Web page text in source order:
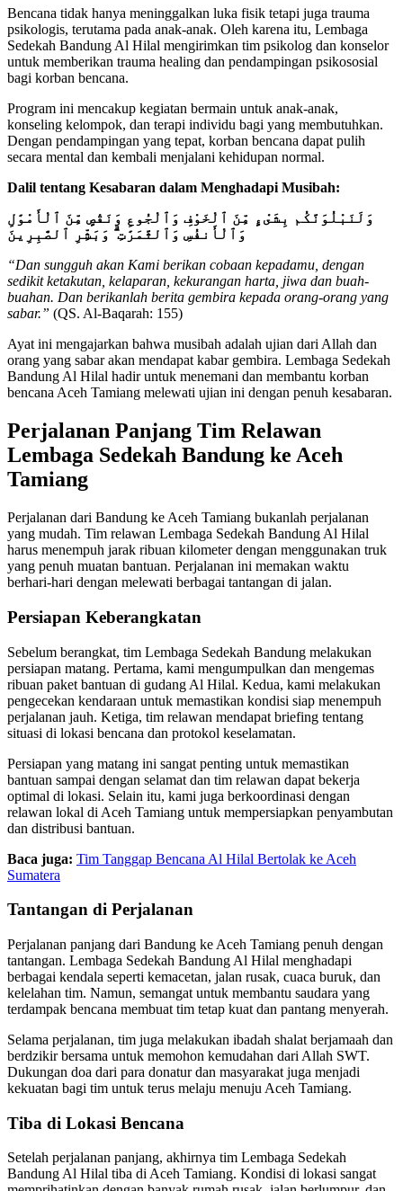
Bencana tidak hanya meninggalkan luka fisik tetapi juga trauma
psikologis, terutama pada anak-anak. Oleh karena itu, Lembaga
Sedekah Bandung Al Hilal mengirimkan tim psikolog dan konselor
untuk memberikan trauma healing dan pendampingan psikososial
bagi korban bencana.
Program ini mencakup kegiatan bermain untuk anak-anak,
konseling kelompok, dan terapi individu bagi yang membutuhkan.
Dengan pendampingan yang tepat, korban bencana dapat pulih
secara mental dan kembali menjalani kehidupan normal.
Dalil tentang Kesabaran dalam Menghadapi Musibah:
وَلَنَبْلُوَنَّكُم بِشَىْءٍ مِّنَ ٱلْخَوْفِ وَٱلْجُوعِ وَنَقْصٍ مِّنَ ٱلْأَمْوَٰلِ
وَٱلْأَنفُسِ وَٱلثَّمَرَٰتِ ۗ وَبَشِّرِ ٱلصَّٰبِرِينَ
“Dan sungguh akan Kami berikan cobaan kepadamu, dengan
sedikit ketakutan, kelaparan, kekurangan harta, jiwa dan buah-
buahan. Dan berikanlah berita gembira kepada orang-orang yang
sabar.” (QS. Al-Baqarah: 155)
Ayat ini mengajarkan bahwa musibah adalah ujian dari Allah dan
orang yang sabar akan mendapat kabar gembira. Lembaga Sedekah
Bandung Al Hilal hadir untuk menemani dan membantu korban
bencana Aceh Tamiang melewati ujian ini dengan penuh kesabaran.
Perjalanan Panjang Tim Relawan
Lembaga Sedekah Bandung ke Aceh
Tamiang
Perjalanan dari Bandung ke Aceh Tamiang bukanlah perjalanan
yang mudah. Tim relawan Lembaga Sedekah Bandung Al Hilal
harus menempuh jarak ribuan kilometer dengan menggunakan truk
yang penuh muatan bantuan. Perjalanan ini memakan waktu
berhari-hari dengan melewati berbagai tantangan di jalan.
Persiapan Keberangkatan
Sebelum berangkat, tim Lembaga Sedekah Bandung melakukan
persiapan matang. Pertama, kami mengumpulkan dan mengemas
ribuan paket bantuan di gudang Al Hilal. Kedua, kami melakukan
pengecekan kendaraan untuk memastikan kondisi siap menempuh
perjalanan jauh. Ketiga, tim relawan mendapat briefing tentang
situasi di lokasi bencana dan protokol keselamatan.
Persiapan yang matang ini sangat penting untuk memastikan
bantuan sampai dengan selamat dan tim relawan dapat bekerja
optimal di lokasi. Selain itu, kami juga berkoordinasi dengan
relawan lokal di Aceh Tamiang untuk mempersiapkan penyambutan
dan distribusi bantuan.
Baca juga: Tim Tanggap Bencana Al Hilal Bertolak ke Aceh
Sumatera
Tantangan di Perjalanan
Perjalanan panjang dari Bandung ke Aceh Tamiang penuh dengan
tantangan. Lembaga Sedekah Bandung Al Hilal menghadapi
berbagai kendala seperti kemacetan, jalan rusak, cuaca buruk, dan
kelelahan tim. Namun, semangat untuk membantu saudara yang
terdampak bencana membuat tim tetap kuat dan pantang menyerah.
Selama perjalanan, tim juga melakukan ibadah shalat berjamaah dan
berdzikir bersama untuk memohon kemudahan dari Allah SWT.
Dukungan doa dari para donatur dan masyarakat juga menjadi
kekuatan bagi tim untuk terus melaju menuju Aceh Tamiang.
Tiba di Lokasi Bencana
Setelah perjalanan panjang, akhirnya tim Lembaga Sedekah
Bandung Al Hilal tiba di Aceh Tamiang. Kondisi di lokasi sangat